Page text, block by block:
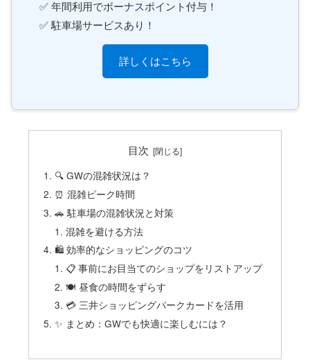
✅ 年間利用でボーナスポイント付与！
✅ 駐車場サービスあり！
詳しくはこちら
目次
🔍 GWの混雑状況は？
⏰ 混雑ピーク時間
🚗 駐車場の混雑状況と対策
混雑を避ける方法
🛍 効率的なショッピングのコツ
📋 事前にお目当てのショップをリストアップ
🍽️ 昼食の時間をずらす
💳 三井ショッピングパークカードを活用
✨ まとめ：GWでも快適に楽しむには？